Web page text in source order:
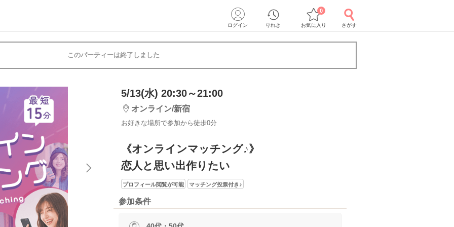
ログイン りれき お気に入り
0
さがす
このパーティーは終了しました
5/13(水) 20:30～21:00
オンライン/新宿
お好きな場所で参加から徒歩0分
《オンラインマッチング♪》
恋人と思い出作りたい
プロフィール閲覧が可能 マッチング投票付き♪
参加条件